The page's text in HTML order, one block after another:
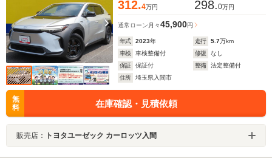
312.4万円 298.0万円
通常ローン 月々45,900円
年式 2023年 走行 5.7万km
車検
車検整備付 修復
なし
保証
保証付 整備
法定整備付
住所
埼玉県入間市
無
料
在庫確認・見積依頼
販売店： トヨタユーゼック カーロッツ入間